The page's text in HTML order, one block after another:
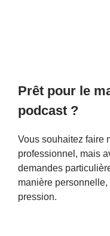
Prêt pour le
podcast ?
Vous souhaitez faire
professionnel, mais
demandes
manière
pression.